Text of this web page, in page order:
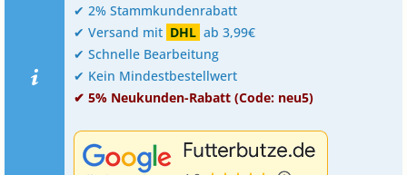
✔ 2% Stammkundenrabatt
✔ Versand mit DHL ab 3,99€
✔ Schnelle Bearbeitung
✔ Kein Mindestbestellwert
✔ 5% Neukunden-Rabatt (Code: neu5)